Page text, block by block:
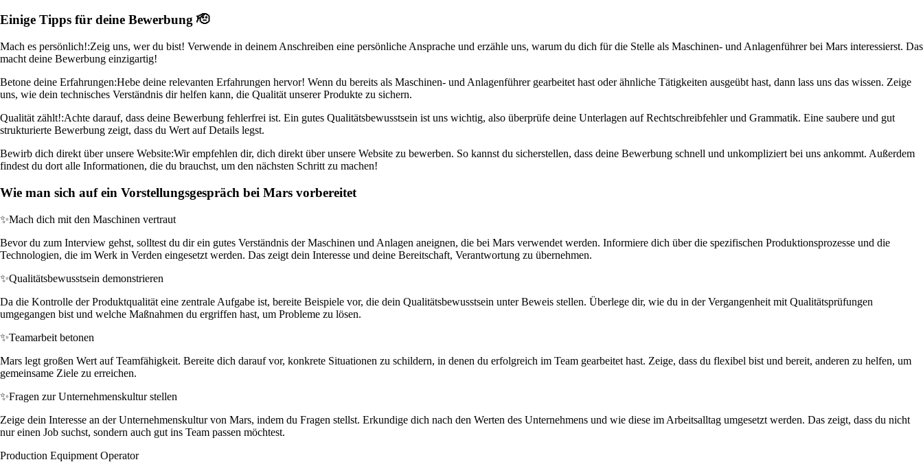
Einige Tipps für deine Bewerbung 🫡
Mach es persönlich!:Zeig uns, wer du bist! Verwende in deinem Anschreiben eine persönliche Ansprache und erzähle uns, warum du dich für die Stelle als Maschinen- und Anlagenführer bei Mars interessierst. Das
macht deine Bewerbung einzigartig!
Betone deine Erfahrungen:Hebe deine relevanten Erfahrungen hervor! Wenn du bereits als Maschinen- und Anlagenführer gearbeitet hast oder ähnliche Tätigkeiten ausgeübt hast, dann lass uns das wissen. Zeige
uns, wie dein technisches Verständnis dir helfen kann, die Qualität unserer Produkte zu sichern.
Qualität zählt!:Achte darauf, dass deine Bewerbung fehlerfrei ist. Ein gutes Qualitätsbewusstsein ist uns wichtig, also überprüfe deine Unterlagen auf Rechtschreibfehler und Grammatik. Eine saubere und gut
strukturierte Bewerbung zeigt, dass du Wert auf Details legst.
Bewirb dich direkt über unsere Website:Wir empfehlen dir, dich direkt über unsere Website zu bewerben. So kannst du sicherstellen, dass deine Bewerbung schnell und unkompliziert bei uns ankommt. Außerdem
findest du dort alle Informationen, die du brauchst, um den nächsten Schritt zu machen!
Wie man sich auf ein Vorstellungsgespräch bei Mars vorbereitet
✨Mach dich mit den Maschinen vertraut
Bevor du zum Interview gehst, solltest du dir ein gutes Verständnis der Maschinen und Anlagen aneignen, die bei Mars verwendet werden. Informiere dich über die spezifischen Produktionsprozesse und die
Technologien, die im Werk in Verden eingesetzt werden. Das zeigt dein Interesse und deine Bereitschaft, Verantwortung zu übernehmen.
✨Qualitätsbewusstsein demonstrieren
Da die Kontrolle der Produktqualität eine zentrale Aufgabe ist, bereite Beispiele vor, die dein Qualitätsbewusstsein unter Beweis stellen. Überlege dir, wie du in der Vergangenheit mit Qualitätsprüfungen
umgegangen bist und welche Maßnahmen du ergriffen hast, um Probleme zu lösen.
✨Teamarbeit betonen
Mars legt großen Wert auf Teamfähigkeit. Bereite dich darauf vor, konkrete Situationen zu schildern, in denen du erfolgreich im Team gearbeitet hast. Zeige, dass du flexibel bist und bereit, anderen zu helfen, um
gemeinsame Ziele zu erreichen.
✨Fragen zur Unternehmenskultur stellen
Zeige dein Interesse an der Unternehmenskultur von Mars, indem du Fragen stellst. Erkundige dich nach den Werten des Unternehmens und wie diese im Arbeitsalltag umgesetzt werden. Das zeigt, dass du nicht
nur einen Job suchst, sondern auch gut ins Team passen möchtest.
Production Equipment Operator